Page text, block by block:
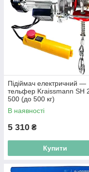
Підіймач електричний —
тельфер Kraissmann SH
500 (до 500 кг)
В наявності
5 310 ₴
Купити